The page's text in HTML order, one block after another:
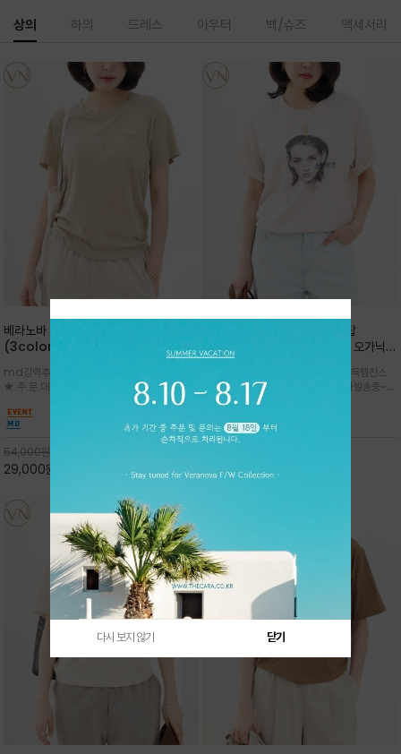
베라노바 심플 VN13 코튼탑
(3color)*썸머 바이오 강연/ 스판 너
무 좋고 옷감 시원한 프리미엄 소재 / 군
더더기 없이 깔끔한 무드가 매력적인
VN13 코튼 티셔츠
md강력추천 2026 신상품 ★한정 대박 세일
★ 주.문.대.폭.주 - 전컬러 인기~순차발송중
~~3차 리오더 ★ 기분좋게 적당히 슬림하게~ 편
안함을 동시에 느낄수 있으며 차분하고 필요한
컬러웨이로 단독 또는 린넨 자켓/ 여름점퍼 안에
코디하기 만능템 입니다^^
54,000원
29,000원
베라노바 어반 우먼 강연 코튼탑
(2color) *한여름 내내 입는 오가닉
강연 코튼 / Partial Printing/라인
워크 (Line Work) & 스케치/감각적
인 아트워크 프린트가 시선을 끄는 루즈
핏 강연티셔츠
md강력추천 2026 신상품 ★대박 득템찬스
~~ 주.문.대.폭.주 - 전컬러 인기~순차발송중~★
시원한 터치감의 오가닉 강연 코튼 소재로 편안
엣이 편안하며 ★도회적인 무드로 루즈하게 단독
으로도 포인트가 되며, 데일리 활
30,000원 53%
상의 하의 드레스 아우터 백/슈즈 액세서리
다시 보지 않기 닫기